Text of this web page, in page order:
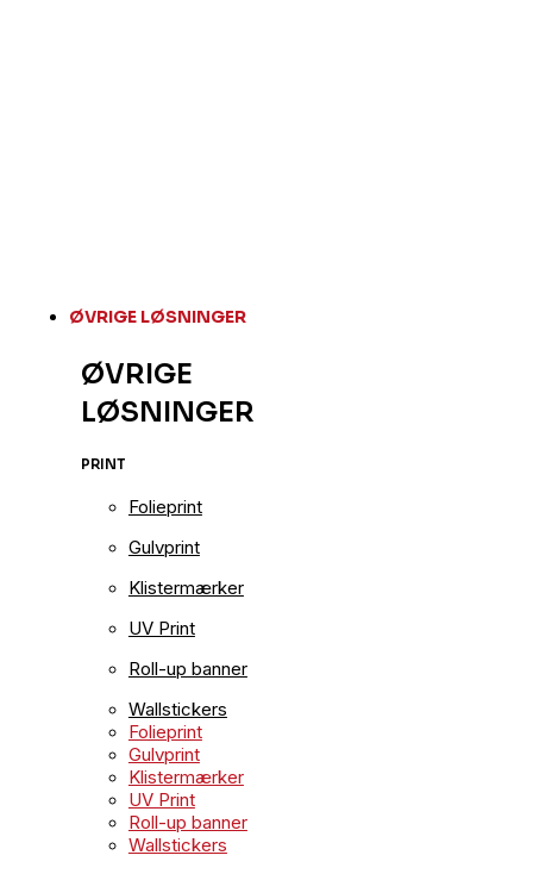
ØVRIGE LØSNINGER
ØVRIGE
LØSNINGER
PRINT
Folieprint
Gulvprint
Klistermærker
UV Print
Roll-up banner
Wallstickers
Folieprint
Gulvprint
Klistermærker
UV Print
Roll-up banner
Wallstickers